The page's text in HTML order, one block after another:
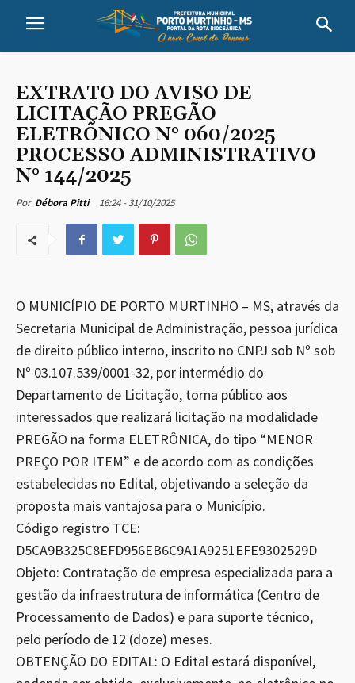
EXTRATO DO AVISO DE
LICITAÇÃO PREGÃO
ELETRÔNICO N° 060/2025
PROCESSO ADMINISTRATIVO
N° 144/2025
Por Débora Pitti 16:24 - 31/10/2025
O MUNICÍPIO DE PORTO MURTINHO – MS, através da
Secretaria Municipal de Administração, pessoa jurídica
de direito público interno, inscrito no CNPJ sob Nº sob
Nº 03.107.539/0001-32, por intermédio do
Departamento de Licitação, torna público aos
interessados que realizará licitação na modalidade
PREGÃO na forma ELETRÔNICA, do tipo “MENOR
PREÇO POR ITEM” e de acordo com as condições
estabelecidas no Edital, objetivando a seleção da
proposta mais vantajosa para o Município.
Código registro TCE:
D5CA9B325C8EFD956EB6C9A1A9251EFE9302529D
Objeto: Contratação de empresa especializada para a
gestão da infraestrutura de informática (Centro de
Processamento de Dados) e para suporte técnico,
pelo período de 12 (doze) meses.
OBTENÇÃO DO EDITAL: O Edital estará disponível,